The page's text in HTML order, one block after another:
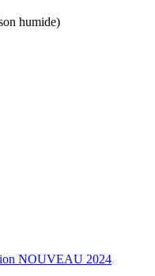
humide)